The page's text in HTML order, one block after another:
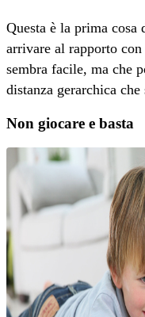
Questa è la prima cosa
arrivare al rapporto
sembra facile, ma che
distanza gerarchica
Non giocare e basta